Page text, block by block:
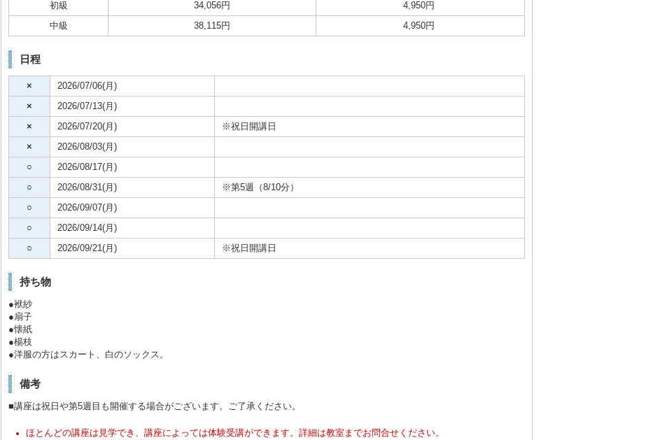
初級 34,056円 4,950円
中級 38,115円 4,950円
日程
× 2026/07/06(月)
× 2026/07/13(月)
× 2026/07/20(月) ※祝日開講日
× 2026/08/03(月)
○ 2026/08/17(月)
○ 2026/08/31(月) ※第5週（8/10分）
○ 2026/09/07(月)
○ 2026/09/14(月)
○ 2026/09/21(月) ※祝日開講日
持ち物
●袱紗
●扇子
●懐紙
●楊枝
●洋服の方はスカート、白のソックス。
備考
■講座は祝日や第5週目も開催する場合がございます。ご了承ください。
ほとんどの講座は見学でき、講座によっては体験受講ができます。詳細は教室までお問合せください。
も
グルメ